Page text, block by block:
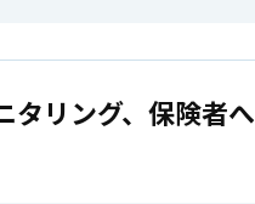
リング、保険者へ